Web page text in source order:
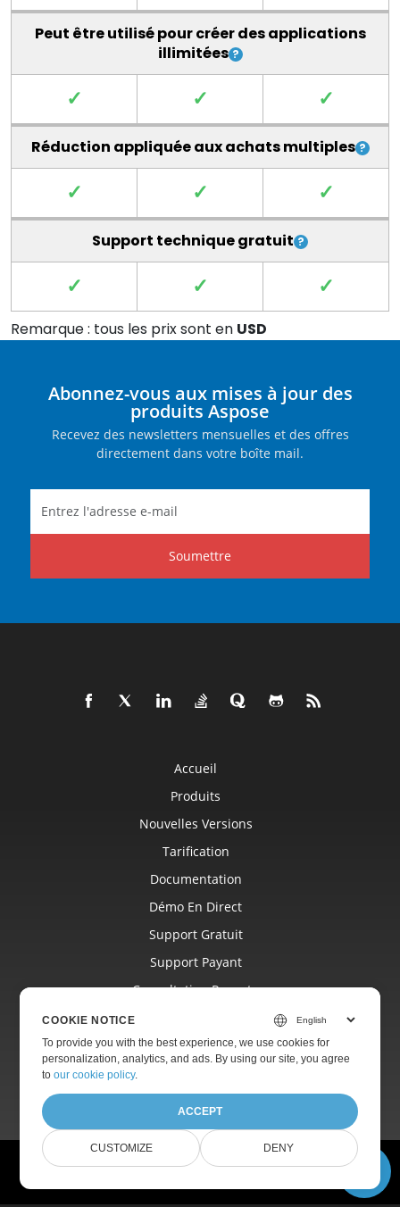
Peut être utilisé pour créer des applications
illimitées
✓ ✓ ✓
Réduction appliquée aux achats multiples
✓ ✓ ✓
Support technique gratuit
✓ ✓ ✓
Remarque : tous les prix sont en USD
Abonnez-vous aux mises à jour des
produits Aspose
Recevez des newsletters mensuelles et des offres
directement dans votre boîte mail.
Soumettre
Accueil
Produits
Nouvelles Versions
Tarification
Documentation
Démo En Direct
Support Gratuit
Support Payant
Consultation Payante
Sites Web
© Aspose Pty Ltd 2001-2026.
COOKIE NOTICE
To provide you with the best experience, we use cookies for
personalization, analytics, and ads. By using our site, you agree
toour cookie policy.
ACCEPT
CUSTOMIZE DENY